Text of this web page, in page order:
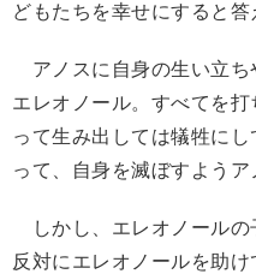
どもたちを幸せにすると答
アノスに自身の生い立ち
エレオノール。すべてを
って生み出しては犠牲に
って、自身を滅ぼすようア
しかし、エレオノールの
反対にエレオノールを助